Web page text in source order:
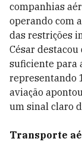
companhias
operando com
das restrições
César
suficiente para
representando
aviação
um sinal claro
Transporte